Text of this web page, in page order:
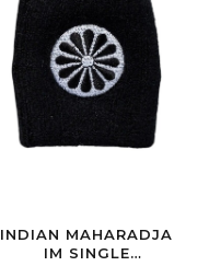
INDIAN MAHARADJA
IM SINGLE